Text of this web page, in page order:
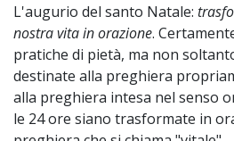
L'augurio del santo Natale:
nostra vita in orazione.
pratiche di pietà, ma non
destinate alla preghiera
alla preghiera intesa nel senso
le 24 ore siano trasformate in